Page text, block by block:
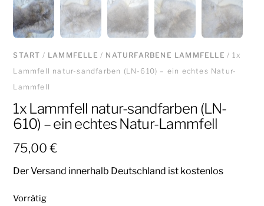
START / LAMMFELLE / NATURFARBENE LAMMFELLE / 1x
Lammfell natur-sandfarben (LN-610) – ein echtes Natur-
Lammfell
1x Lammfell natur-sandfarben (LN-
610) – ein echtes Natur-Lammfell
75,00€
Der Versand innerhalb Deutschland ist kostenlos
Vorrätig